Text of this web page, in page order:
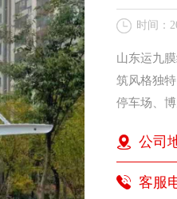
时间：
山东运九
筑风格独
停车场、
公司
客服